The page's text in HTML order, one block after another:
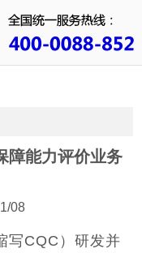
障能力评价业务
08
写CQC）研发并